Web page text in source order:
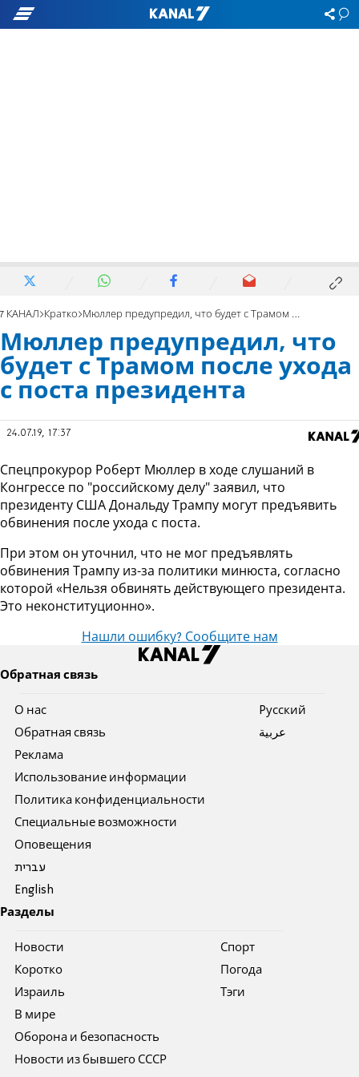
7 КАНАЛ Кратко Мюллер предупредил, что будет с Трамом после ухода с поста президента
Мюллер предупредил, что
будет с Трамом после ухода
с поста президента
24.07.19, 17:37
Спецпрокурор Роберт Мюллер в ходе слушаний в
Конгрессе по "российскому делу" заявил, что
президенту США Дональду Трампу могут предъявить
обвинения после ухода с поста.
При этом он уточнил, что не мог предъявлять
обвинения Трампу из-за политики минюста, согласно
которой «Нельзя обвинять действующего президента.
Это неконституционно».
Нашли ошибку? Сообщите нам
Обратная связь
О нас
Обратная связь
Реклама
Использование информации
Политика конфиденциальности
Специальные возможности
Оповещения
עברית
English
Pусский
عربية
Разделы
Новости
Коротко
Израиль
В мире
Оборона и безопасность
Новости из бывшего СССР
Спорт
Погода
Тэги